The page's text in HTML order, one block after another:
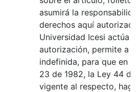
asumirá la
derechos aquí
Universidad Icesi actúa
autorización, permite a
indefinida, para que en
23 de 1982, la Ley 44
vigente al respecto,